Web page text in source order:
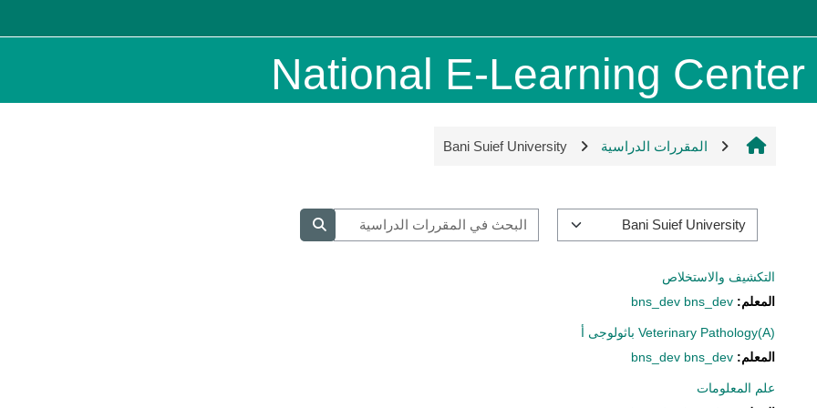
National E-Learning Center
المقررات الدراسية Bani Suief University
البحث في المقررات الدراسية
البحث في المقررات الدراسية
التكشيف والاستخلاص
المعلم:bns_dev bns_dev
Veterinary Pathology(A) باثولوجى أ
المعلم:bns_dev bns_dev
علم المعلومات